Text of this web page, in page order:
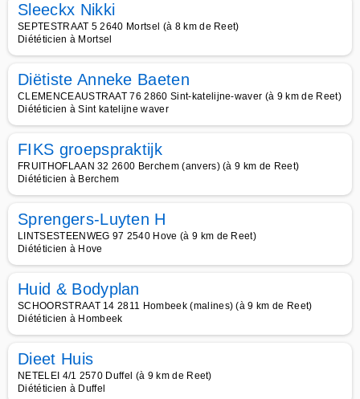
Sleeckx Nikki
SEPTESTRAAT 5 2640 Mortsel (à 8 km de Reet)
Diététicien à Mortsel
Diëtiste Anneke Baeten
CLEMENCEAUSTRAAT 76 2860 Sint-katelijne-waver (à 9 km de Reet)
Diététicien à Sint katelijne waver
FIKS groepspraktijk
FRUITHOFLAAN 32 2600 Berchem (anvers) (à 9 km de Reet)
Diététicien à Berchem
Sprengers-Luyten H
LINTSESTEENWEG 97 2540 Hove (à 9 km de Reet)
Diététicien à Hove
Huid & Bodyplan
SCHOORSTRAAT 14 2811 Hombeek (malines) (à 9 km de Reet)
Diététicien à Hombeek
Dieet Huis
NETELEI 4/1 2570 Duffel (à 9 km de Reet)
Diététicien à Duffel